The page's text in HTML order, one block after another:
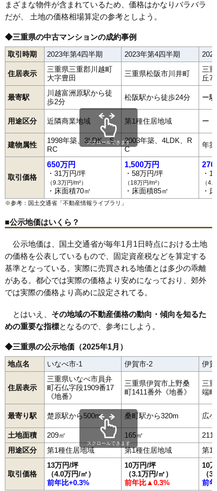
住所 三重県四日市市諏訪町
相場 2,360万円～2,560万円
(29.5万円/㎡~32.0万円/㎡)
マンションナビで
無料一括査定をする
ベルエージ富洲原
住所 三重県三重郡川越町大字豊田
交通 川越富洲原駅（5分）
相場 990万円～1,190万円
(14.6万円/㎡~17.5万円/㎡)
マンションナビで
無料一括査定をする
まざまな物件が含まれているため、価格はかなりバラバラ
だが、 土地の価格相場算定の参考としよう。
◆三重県の中古マンションの成約事例
取引時期 2023年第4四半期 2023年第4四半期
住居表示
三重県三重郡川越町
大字豊田
三重県松阪市川井町
三
丘7
最寄駅
川越富洲原駅から徒
歩2分
松阪駅から徒歩24分 ー
用途区分 近隣商業地域 第1種住居地域 ー
建物属性
1998年築、3LDK、S
RC
2003年築、4LDK、R
C
年
取引価格
650万円
・31万円/坪
（9.3万円/m²）
・床面積70㎡
1,500万円
・58万円/坪
（18万円/m²）
・床面積85㎡
270
・
（
・
スクロールできます
※参考：国土交通省「 不動産情報ライブラリ 」
■公示地価はいくら？
公示地価は、国土交通省が毎年1月1日時点における土地
の価格を公表しているもので、固定資産税などを算定する
基準となっている。実際に売買される地価とは多少の乖離
がある。都心では実際の価格より安めになっており、郊外
では実際の価格より高めに設定されてる。
とはいえ、 その地域の不動産価格の動向・傾向を知るた
めの重要な指標となるので、参考にしよう。
◆三重県の公示地価（2025年1月）
地点名 いなべ市-1 伊賀市-2 伊
住居表示
三重県いなべ市員弁
町石仏字段1909番17
《地番》
三重県伊賀市上野桑
町1411番外《地番》
三
端
最寄り駅 楚原駅から500m 桑町駅から320m 広
土地面積 209㎡ 165㎡
211
用途区分
第1種住居地域 第1種住居地域 第1
取引価格
13万円/坪
（4.0万円/㎡）
前年比+0.3%
10万円/坪
（3.1万円/㎡）
前年比▲0.3%
10
（
前
スクロールできます